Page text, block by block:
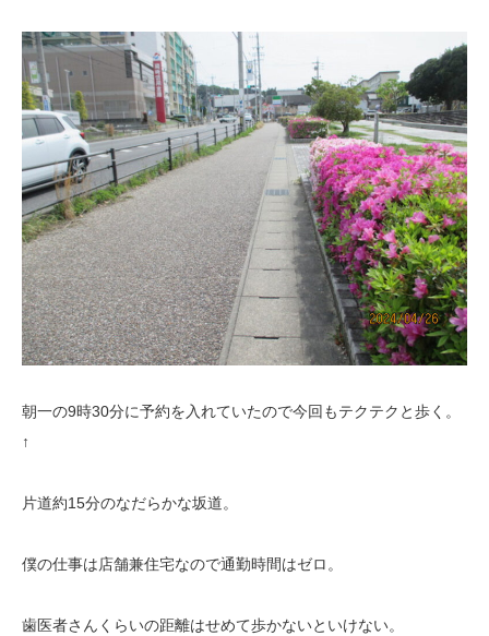
朝一の9時30分に予約を入れていたので今回もテクテクと歩く。
↑
片道約15分のなだらかな坂道。
僕の仕事は店舗兼住宅なので通勤時間はゼロ。
歯医者さんくらいの距離はせめて歩かないといけない。